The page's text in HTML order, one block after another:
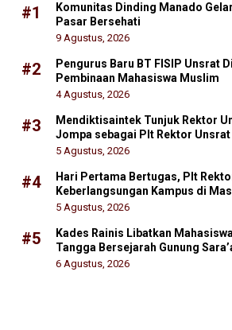
#1
Komunitas Dinding Manado
Pasar Bersehati
9 Agustus, 2026
#2
Pengurus Baru BT FISIP Unsrat
Pembinaan Mahasiswa Muslim
4 Agustus, 2026
#3
Mendiktisaintek Tunjuk Rektor
Jompa sebagai Plt Rektor Unsrat
5 Agustus, 2026
#4
Hari Pertama Bertugas, Plt
Keberlangsungan Kampus di
5 Agustus, 2026
#5
Kades Rainis Libatkan
Tangga Bersejarah Gunung
6 Agustus, 2026